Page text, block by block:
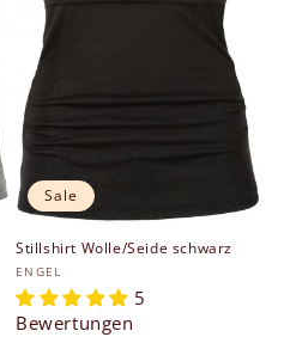
Sale
Stillshirt Wolle/Seide schwarz
Anbieter:
ENGEL
5
Bewertungen